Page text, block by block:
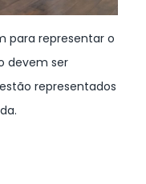
para representar o
devem ser
representados